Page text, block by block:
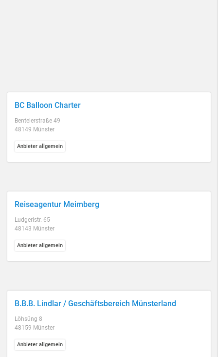
BC Balloon Charter
Bentelerstraße 49
48149 Münster
Anbieter allgemein
Reiseagentur Meimberg
Ludgeristr. 65
48143 Münster
Anbieter allgemein
B.B.B. Lindlar / Geschäftsbereich Münsterland
Löhsüng 8
48159 Münster
Anbieter allgemein